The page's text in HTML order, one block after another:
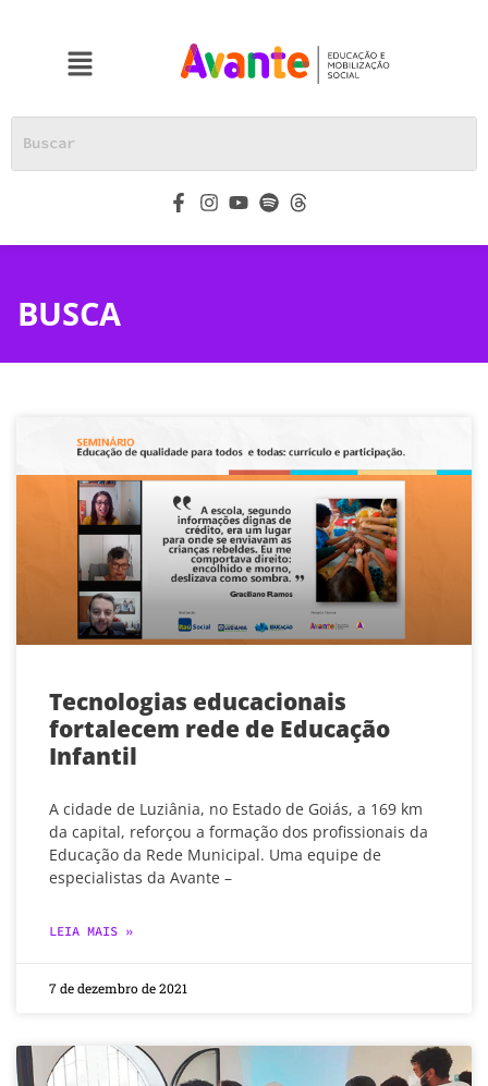
BUSCA
Tecnologias educacionais
fortalecem rede de Educação
Infantil
A cidade de Luziânia, no Estado de Goiás, a 169 km
da capital, reforçou a formação dos profissionais da
Educação da Rede Municipal. Uma equipe de
especialistas da Avante –
LEIA MAIS »
7 de dezembro de 2021